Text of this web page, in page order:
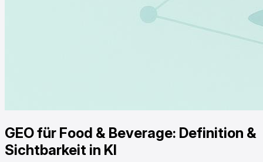
GEO für Food & Beverage: Definition &
Sichtbarkeit in KI